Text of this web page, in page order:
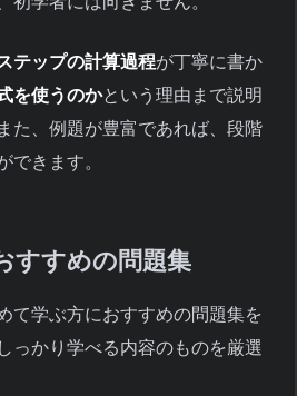
テップの計算過程が丁寧に書か
を使うのかという理由まで説明
た、例題が豊富であれば、段階
できます。
すすめの問題集
て学ぶ方におすすめの問題集を
っかり学べる内容のものを厳選